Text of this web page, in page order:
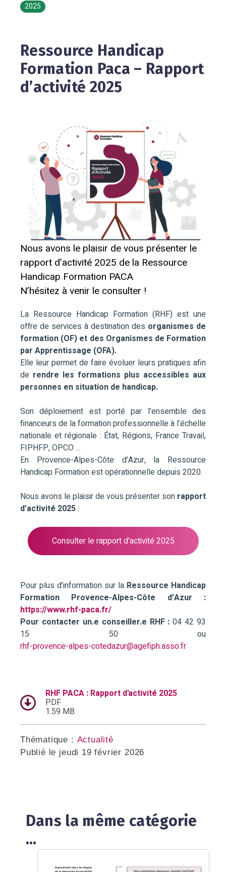
2025
Ressource Handicap
Formation Paca – Rapport
d’activité 2025
Nous avons le plaisir de vous présenter le
rapport d’activité 2025 de la Ressource
Handicap Formation PACA
N’hésitez à venir le consulter !
La Ressource Handicap Formation (RHF) est une
offre de services à destination des organismes de
formation (OF) et des Organismes de Formation
par Apprentissage (OFA).
Elle leur permet de faire évoluer leurs pratiques afin
de rendre les formations plus accessibles aux
personnes en situation de handicap.
Son déploiement est porté par l’ensemble des
financeurs de la formation professionnelle à l’échelle
nationale et régionale : État, Régions, France Travail,
FIPHFP, OPCO …
En Provence-Alpes-Côte d’Azur, la Ressource
Handicap Formation est opérationnelle depuis 2020.
Nous avons le plaisir de vous présenter son rapport
d’activité 2025:
Consulter le rapport d'activité 2025
Pour plus d’information sur la Ressource Handicap
Formation Provence-Alpes-Côte d’Azur :
https://www.rhf-paca.fr/
Pour contacter un.e conseiller.e RHF : 04 42 93
15 50 ou
rhf-provence-alpes-cotedazur@agefiph.asso.fr
RHF PACA : Rapport d'activité 2025
PDF
1.59 MB
Thématique : Actualité
Publié le jeudi 19 février 2026
Dans la même catégorie
...